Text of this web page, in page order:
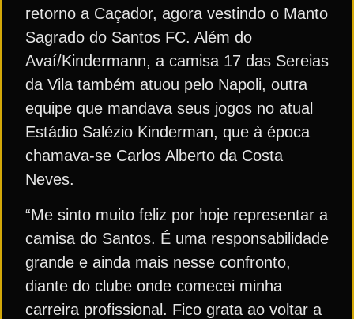
retorno a Caçador, agora vestindo o Manto
Sagrado do Santos FC. Além do
Avaí/Kindermann, a camisa 17 das Sereias
da Vila também atuou pelo Napoli, outra
equipe que mandava seus jogos no atual
Estádio Salézio Kinderman, que à época
chamava-se Carlos Alberto da Costa
Neves.
“Me sinto muito feliz por hoje representar a
camisa do Santos. É uma responsabilidade
grande e ainda mais nesse confronto,
diante do clube onde comecei minha
carreira profissional. Fico grata ao voltar a